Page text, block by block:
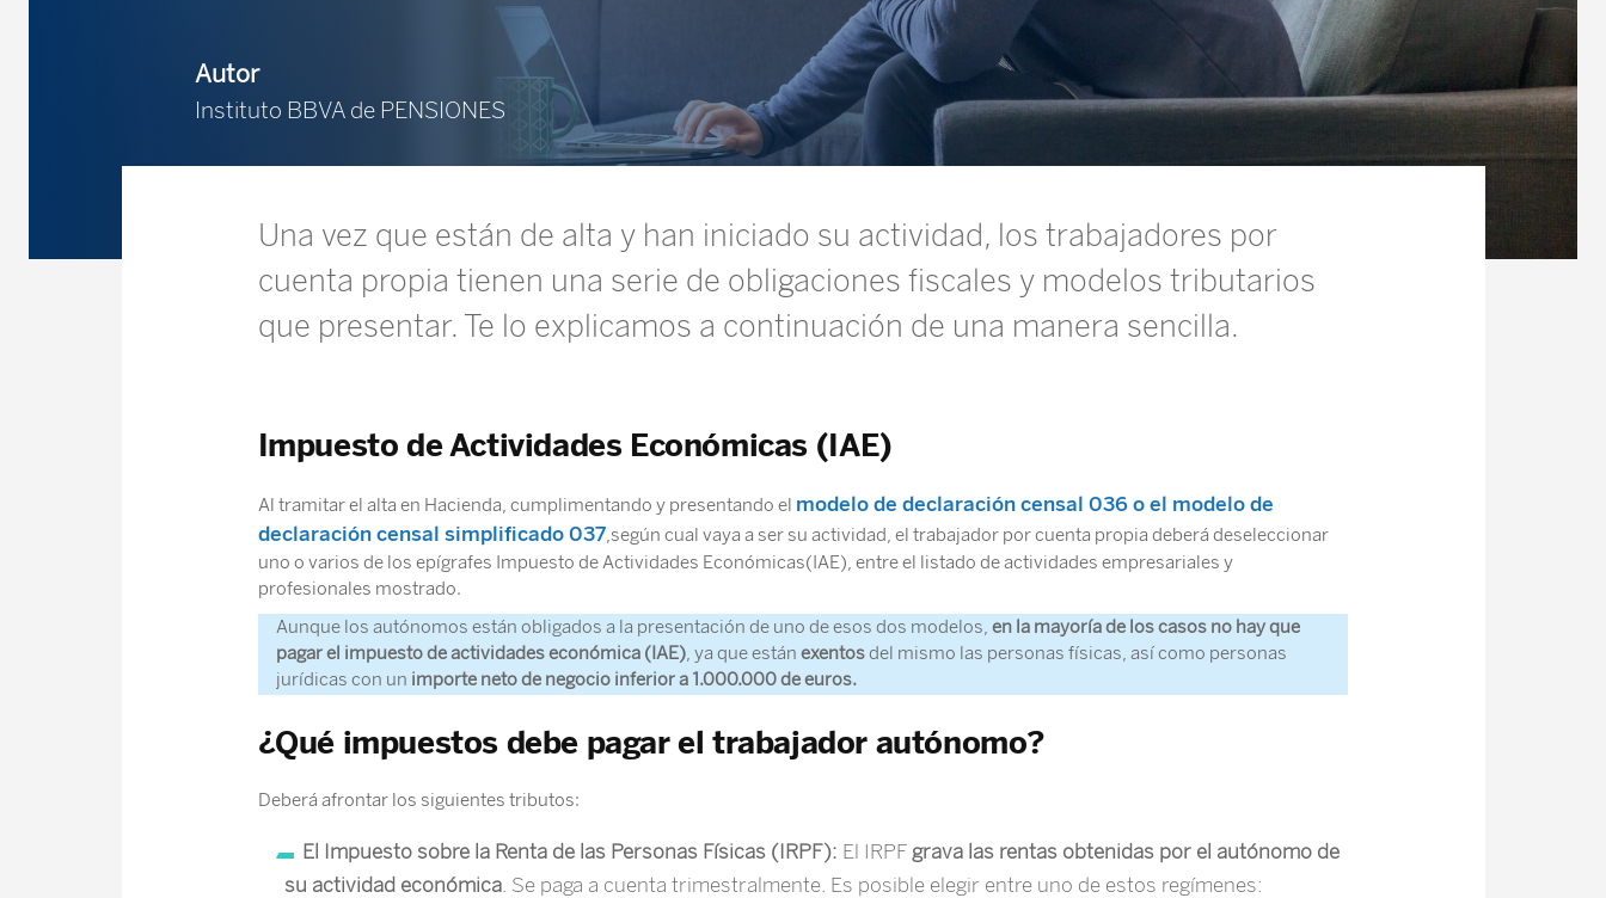
Autor
Instituto BBVA de PENSIONES
Una vez que están de alta y han iniciado su actividad, los trabajadores por
cuenta propia tienen una serie de obligaciones fiscales y modelos tributarios
que presentar. Te lo explicamos a continuación de una manera sencilla.
Impuesto de Actividades Económicas (IAE)
Al tramitar el alta en Hacienda, cumplimentando y presentando el modelo de declaración censal 036 o el modelo de
declaración censal simplificado 037,según cual vaya a ser su actividad, el trabajador por cuenta propia deberá deseleccionar
uno o varios de los epígrafes Impuesto de Actividades Económicas(IAE), entre el listado de actividades empresariales y
profesionales mostrado.
Aunque los autónomos están obligados a la presentación de uno de esos dos modelos, en la mayoría de los casos no hay que
pagar el impuesto de actividades económica (IAE), ya que están exentosdel mismo las personas físicas, así como personas
jurídicas con un importe neto de negocio inferior a 1.000.000 de euros.
¿Qué impuestos debe pagar el trabajador autónomo?
Deberá afrontar los siguientes tributos:
El Impuesto sobre la Renta de las Personas Físicas (IRPF): El IRPF grava las rentas obtenidas por el autónomo de
su actividad económica. Se paga a cuenta trimestralmente. Es posible elegir entre uno de estos regímenes: